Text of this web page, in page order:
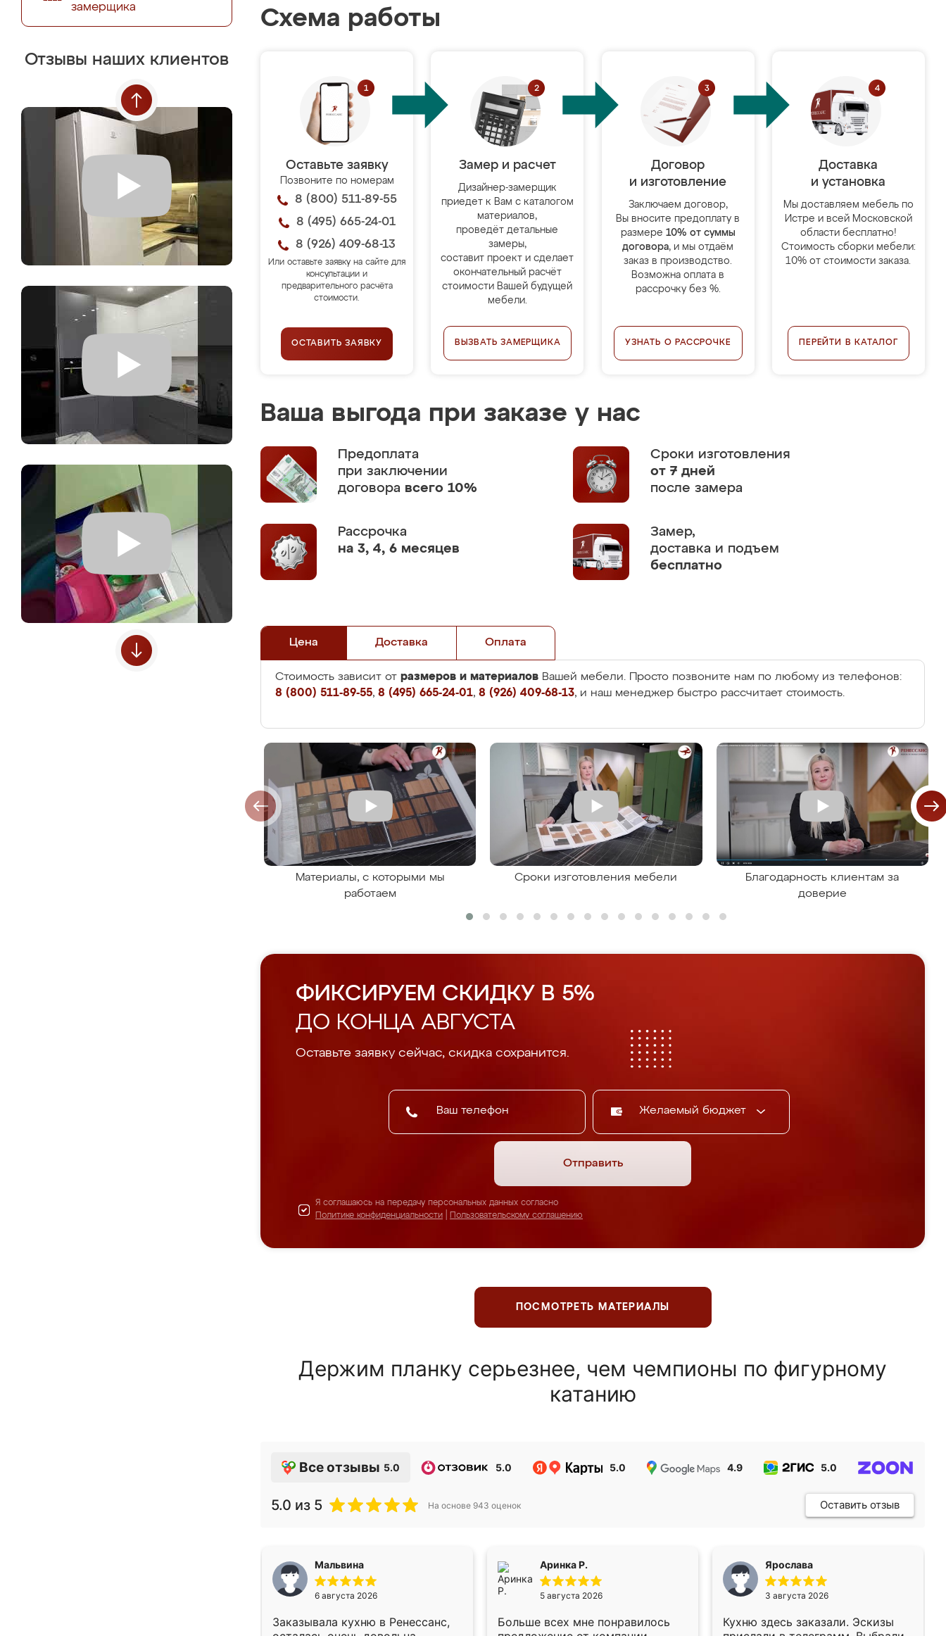
замерщика
Отзывы наших клиентов
Схема работы
Оставьте заявку
Позвоните по номерам
8 (800) 511-89-55
8 (495) 665-24-01
8 (926) 409-68-13
Или оставьте заявку на сайте для
консультации и
предварительного расчёта
стоимости.
ОСТАВИТЬ ЗАЯВКУ
Замер и расчет
Дизайнер-замерщик
приедет к Вам с каталогом
материалов,
проведёт детальные
замеры,
составит проект и сделает
окончательный расчёт
стоимости Вашей будущей
мебели.
ВЫЗВАТЬ ЗАМЕРЩИКА
Договор
и изготовление
Заключаем договор,
Вы вносите предоплату в
размере 10% от суммы
договора, и мы отдаём
заказ в производство.
Возможна оплата в
рассрочку без %.
УЗНАТЬ О РАССРОЧКЕ
Доставка
и установка
Мы доставляем мебель по
Истре и всей Московской
области бесплатно!
Стоимость сборки мебели:
10% от стоимости заказа.
ПЕРЕЙТИ В КАТАЛОГ
Ваша выгода при заказе у нас
Предоплата
при заключении
договора всего 10%
Сроки изготовления
от 7 дней
после замера
Рассрочка
на 3, 4, 6 месяцев
Замер,
доставка и подъем
бесплатно
Цена Доставка Оплата
Стоимость зависит от размеров и материалов Вашей мебели. Просто позвоните нам по любому из телефонов:
8 (800) 511-89-55, 8 (495) 665-24-01, 8 (926) 409-68-13, и наш менеджер быстро рассчитает стоимость.
Материалы, с которыми мы
работаем
Сроки изготовления мебели
Благодарность клиентам за
доверие
ФИКСИРУЕМ СКИДКУ В 5%
ДО КОНЦА АВГУСТА
Оставьте заявку сейчас, скидка сохранится.
Желаемый бюджет
Отправить
Я соглашаюсь на передачу персональных данных согласно
Политике конфиденциальности
Пользовательскому соглашению
ПОСМОТРЕТЬ МАТЕРИАЛЫ
Держим планку серьезнее, чем чемпионы по фигурному
катанию
Все отзывы 5.0 5.0 5.0 4.9 5.0
5.0 из 5 На основе 943 оценок Оставить отзыв
Мальвина
6 августа 2026
Заказывала кухню в Ренессанс,
Аринка Р.
5 августа 2026
Больше всех мне понравилось
Ярослава
3 августа 2026
Кухню здесь заказали. Эскизы